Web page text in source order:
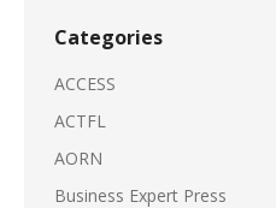
Categories
ACCESS
ACTFL
AORN
Business Expert Press